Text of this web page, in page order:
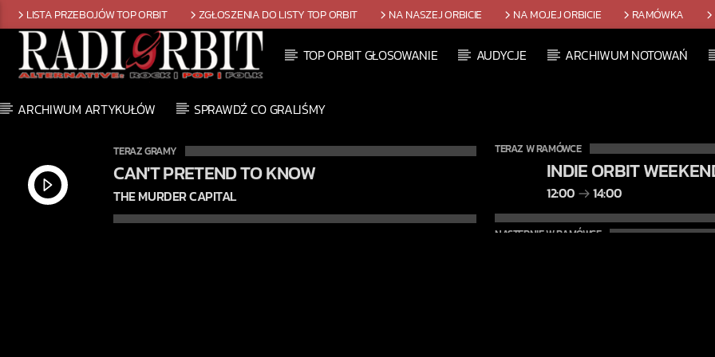
LISTA PRZEBOJÓW TOP ORBIT ZGŁOSZENIA DO LISTY TOP ORBIT NA NASZEJ ORBICIE NA MOJEJ ORBICIE RAMÓWKA
TOP ORBIT GŁOSOWANIE AUDYCJE ARCHIWUM NOTOWAŃ
ARCHIWUM ARTYKUŁÓW SPRAWDŹ CO GRALIŚMY
TERAZ GRAMY
CAN'T PRETEND TO KNOW
THE MURDER CAPITAL
TERAZ W RAMÓWCE
INDIE ORBIT
12:00 14:00
NASTĘPNIE W RAMÓWCE